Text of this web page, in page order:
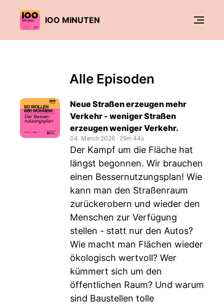
IOO MINUTEN
Alle Episoden
Neue Straßen erzeugen mehr
Verkehr - weniger Straßen
erzeugen weniger Verkehr.
04. March 2026 ‧ 29m 44s
Der Kampf um die Fläche hat
längst begonnen. Wir brauchen
einen Bessernutzungsplan! Wie
kann man den Straßenraum
zurückerobern und wieder den
Menschen zur Verfügung
stellen - statt nur den Autos?
Wie macht man Flächen wieder
ökologisch wertvoll? Wer
kümmert sich um den
öffentlichen Raum? Und warum
sind Baustellen tolle